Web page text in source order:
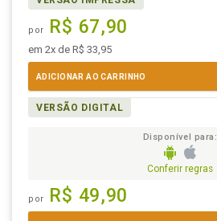
por R$ 67,90
em 2x de R$ 33,95
ADICIONAR AO CARRINHO
VERSÃO DIGITAL
Disponível para:
Conferir regras
por R$ 49,90